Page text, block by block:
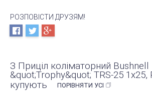
РОЗПОВІСТИ ДРУЗЯМ!
З Приціл коліматорний Bushnell
&quot;Trophy&quot; TRS-25
купують
ПОРІВНЯТИ УСІ